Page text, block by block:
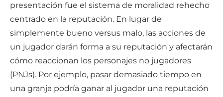
presentación fue el sistema de moralidad rehecho
centrado en la reputación. En lugar de
simplemente bueno versus malo, las acciones de
un jugador darán forma a su reputación y afectarán
cómo reaccionan los personajes no jugadores
(PNJs). Por ejemplo, pasar demasiado tiempo en
una granja podría ganar al jugador una reputación